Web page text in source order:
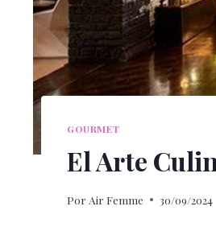
GOURMET
El Arte
Por Air Femme 30/09/2024